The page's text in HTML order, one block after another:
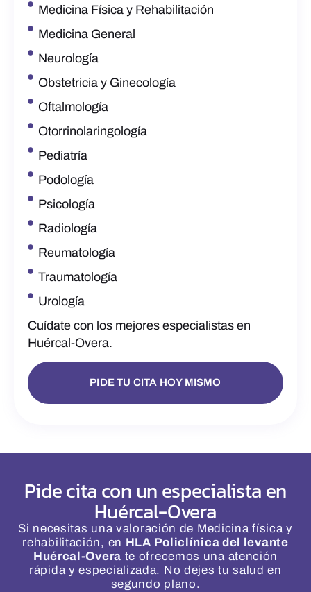
Medicina Física y Rehabilitación
Medicina General
Neurología
Obstetricia y Ginecología
Oftalmología
Otorrinolaringología
Pediatría
Podología
Psicología
Radiología
Reumatología
Traumatología
Urología
Cuídate con los mejores especialistas en
Huércal-Overa.
PIDE TU CITA HOY MISMO
Pide cita con un especialista en
Huércal-Overa
Si necesitas una valoración de Medicina física y
rehabilitación, en HLA Policlínica del levante
Huércal-Overa te ofrecemos una atención
rápida y especializada. No dejes tu salud en
segundo plano.